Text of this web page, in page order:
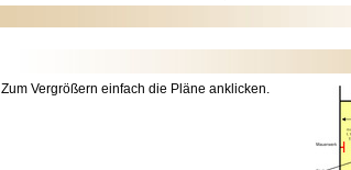
Zum Vergrößern einfach die Pläne anklicken.